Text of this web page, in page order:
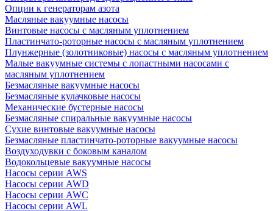
Опции к генераторам азота
Масляные вакуумные насосы
Винтовые насосы с масляным уплотнением
Пластинчато-роторные насосы с масляным уплотнением
Плунжерные (золотниковые) насосы с масляным уплотнением
Малые вакуумные системы с лопастными насосами с
масляным уплотнением
Безмасляные вакуумные насосы
Безмасляные кулачковые насосы
Механические бустерные насосы
Безмасляные спиральные вакуумные насосы
Сухие винтовые вакуумные насосы
Безмасляные пластинчато-роторные вакуумные насосы
Воздуходувки с боковым каналом
Водокольцевые вакуумные насосы
Насосы серии AWS
Насосы серии AWD
Насосы серии AWC
Насосы серии AWL